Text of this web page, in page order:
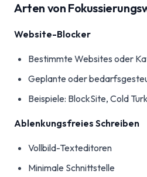
Arten von
Website-Blocker
Bestimmte Websites oder
Geplante oder
Beispiele: BlockSite, Cold
Ablenkungsfreies Schreiben
Vollbild-Texteditoren
Minimale Schnittstelle